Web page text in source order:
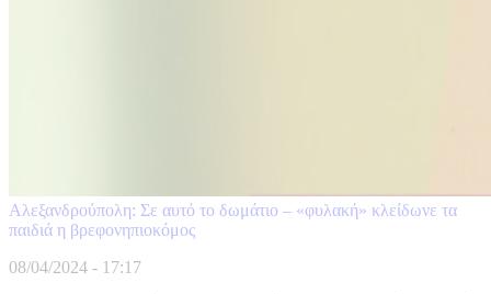
Αλεξανδρούπολη: Σε αυτό το δωμάτιο – «φυλακή» κλείδωνε τα
παιδιά η βρεφονηπιοκόμος
08/04/2024 - 17:17